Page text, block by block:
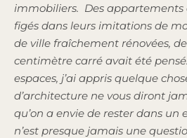
immobiliers. Des appartements
figés dans leurs imitations de
de ville fraîchement rénovées,
centimètre carré avait été
espaces, j’ai appris quelque
d’architecture ne vous diront
qu’on a envie de rester dans un
n’est presque jamais une